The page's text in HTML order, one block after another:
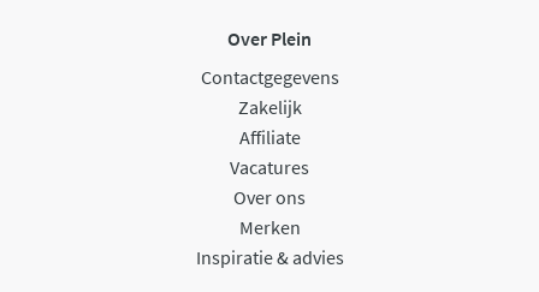
Over Plein
Contactgegevens
Zakelijk
Affiliate
Vacatures
Over ons
Merken
Inspiratie & advies